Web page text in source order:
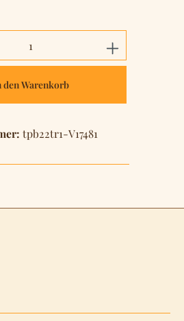
ist zurzeit nicht verfügbar.)
Gib den
den Warenkorb
tpb22tr1-V17481